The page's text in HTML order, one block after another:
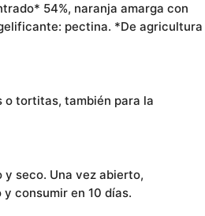
54%, naranja amarga con
pectina. *De agricultura
o tortitas, también para la
seco. Una vez abierto,
consumir en 10 días.